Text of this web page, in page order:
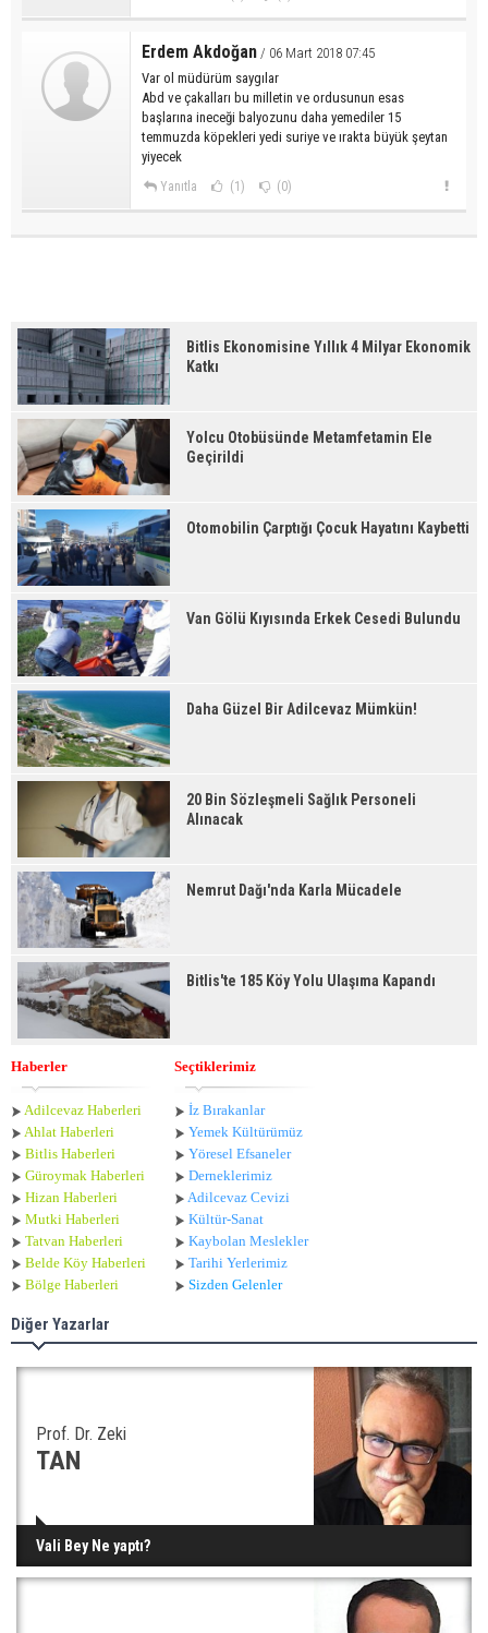
Erdem Akdoğan / 06 Mart 2018 07:45
Var ol müdürüm saygılar
Abd ve çakalları bu milletin ve ordusunun esas
başlarına ineceği balyozunu daha yemediler 15
temmuzda köpekleri yedi suriye ve ırakta büyük şeytan
yiyecek
Yanıtla (1) (0)
Bitlis Ekonomisine Yıllık 4 Milyar Ekonomik
Katkı
Yolcu Otobüsünde Metamfetamin Ele
Geçirildi
Otomobilin Çarptığı Çocuk Hayatını Kaybetti
Van Gölü Kıyısında Erkek Cesedi Bulundu
Daha Güzel Bir Adilcevaz Mümkün!
20 Bin Sözleşmeli Sağlık Personeli
Alınacak
Nemrut Dağı'nda Karla Mücadele
Bitlis'te 185 Köy Yolu Ulaşıma Kapandı
Haberler
Adilcevaz Haberleri
Ahlat Haberleri
Bitlis Haberleri
Güroymak Haberleri
Hizan Haberleri
Mutki Haberleri
Tatvan Haberleri
Belde Köy Haberleri
Bölge Haberleri
Seçtiklerimiz
İz Bırakanlar
Yemek Kültürümüz
Yöresel Efsaneler
Derneklerimiz
Adilcevaz Cevizi
Kültür-Sanat
Kaybolan Meslekler
Tarihi Yerlerimiz
Sizden Gelenler
Diğer Yazarlar
Prof. Dr. Zeki
TAN
Vali Bey Ne yaptı?